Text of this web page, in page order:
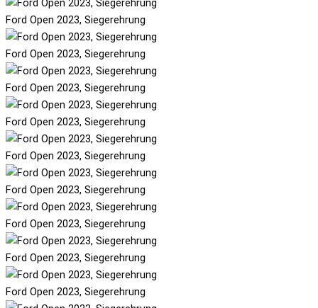
Ford Open 2023, Siegerehrung
Ford Open 2023, Siegerehrung
Ford Open 2023, Siegerehrung
Ford Open 2023, Siegerehrung
Ford Open 2023, Siegerehrung
Ford Open 2023, Siegerehrung
Ford Open 2023, Siegerehrung
Ford Open 2023, Siegerehrung
Ford Open 2023, Siegerehrung